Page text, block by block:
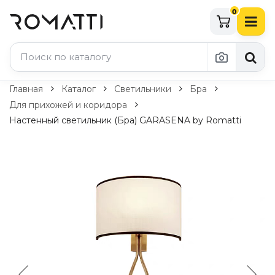
0
Каталог Romatti
Свет и освещение
Потолочные светильники
Комплектующие
Главная Каталог Светильники
Бра
Для прихожей и коридора
Настенный светильник (Бра) GARASENA by Romatti